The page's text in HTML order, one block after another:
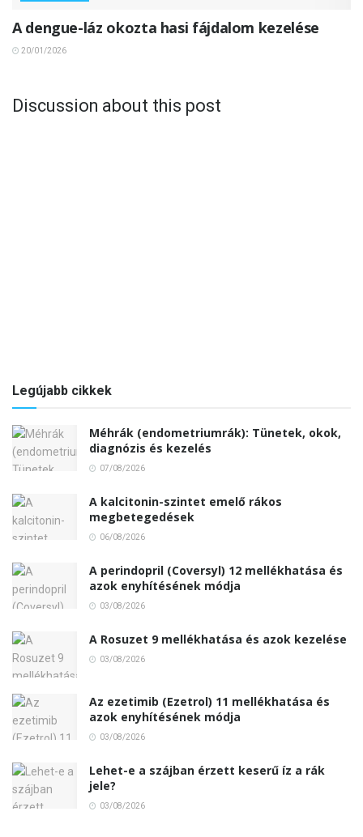
A dengue-láz okozta hasi fájdalom kezelése
20/01/2026
Discussion about this post
Legújabb cikkek
Méhrák (endometriumrák): Tünetek, okok,
diagnózis és kezelés
07/08/2026
A kalcitonin-szintet emelő rákos
megbetegedések
06/08/2026
A perindopril (Coversyl) 12 mellékhatása és
azok enyhítésének módja
03/08/2026
A Rosuzet 9 mellékhatása és azok kezelése
03/08/2026
Az ezetimib (Ezetrol) 11 mellékhatása és
azok enyhítésének módja
03/08/2026
Lehet-e a szájban érzett keserű íz a rák
jele?
03/08/2026